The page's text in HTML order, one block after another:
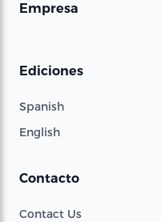
Empresa
Ediciones
Spanish
English
Contacto
Contact Us